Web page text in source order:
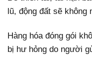
lũ, động đất sẽ không
Hàng hóa đóng gói
bị hư hỏng do người